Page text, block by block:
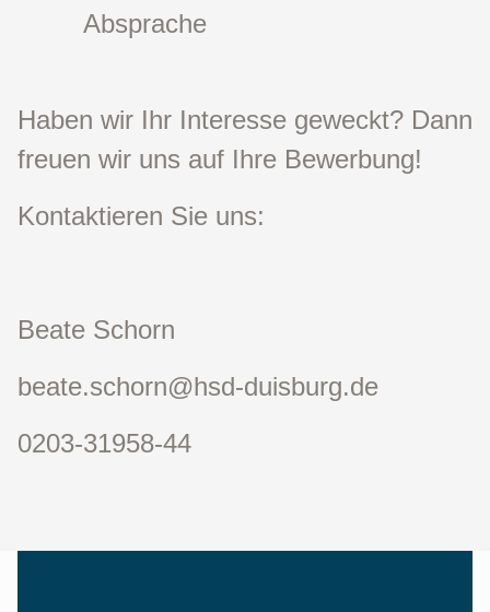
Absprache
Haben wir Ihr Interesse geweckt? Dann
freuen wir uns auf Ihre Bewerbung!
Kontaktieren Sie uns:
Beate Schorn
beate.schorn@hsd-duisburg.de
0203-31958-44